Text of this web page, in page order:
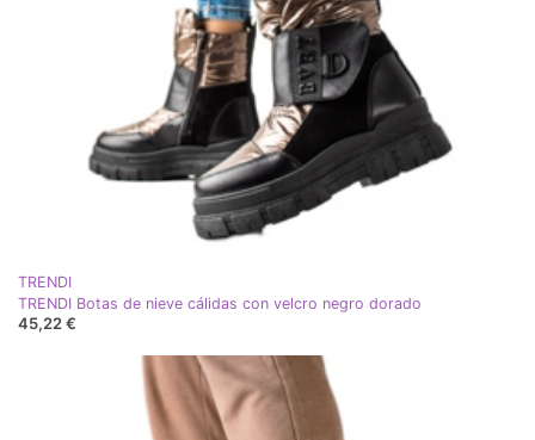
TRENDI
TRENDI Botas de nieve cálidas con velcro negro dorado
45,22 €